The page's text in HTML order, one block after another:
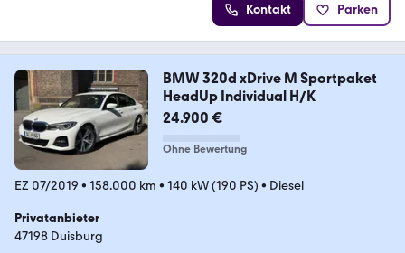
Kontakt Parken
BMW 320d xDrive M Sportpaket
HeadUp Individual H/K
24.900 €
Ohne Bewertung
EZ 07/2019 • 158.000 km • 140 kW (190 PS) • Diesel
Privatanbieter
47198 Duisburg